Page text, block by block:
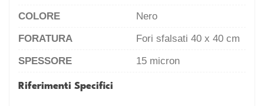
COLORE
Nero
FORATURA
Fori sfalsati 40 x 40 cm
SPESSORE
15 micron
Riferimenti Specifici